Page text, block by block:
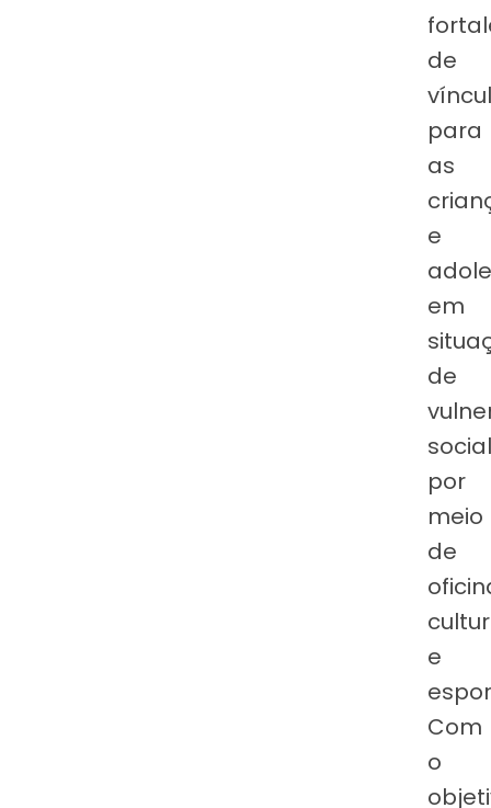
de
para
as
e
em
de
por
meio
de
e
Com
o